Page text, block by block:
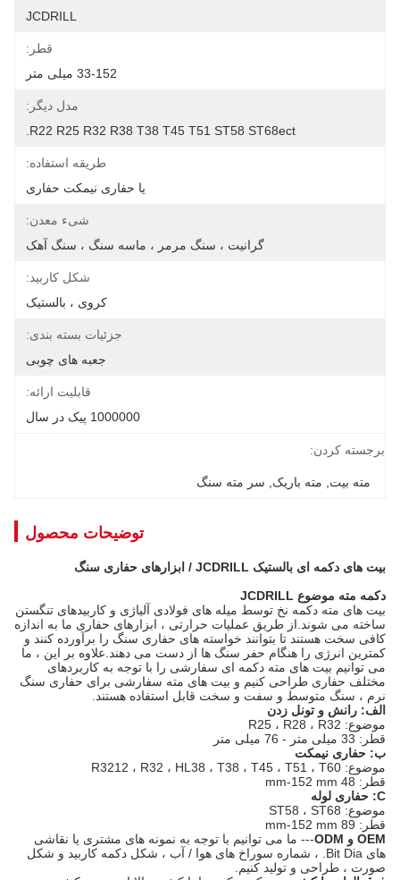
JCDRILL
قطر:
33-152 میلی متر
مدل دیگر:
R22 R25 R32 R38 T38 T45 T51 ST58 ST68ect.
طریقه استفاده:
یا حفاری نیمکت حفاری
شیء معدن:
گرانیت ، سنگ مرمر ، ماسه سنگ ، سنگ آهک
شکل کاربید:
کروی ، بالستیک
جزئیات بسته بندی:
جعبه های چوبی
قابلیت ارائه:
1000000 پیک در سال
برجسته کردن:
مته بیت, مته باریک, سر مته سنگ
توضیحات محصول
بیت های دکمه ای بالستیک JCDRILL / ابزارهای حفاری سنگ
دکمه مته موضوع JCDRILL
بیت های مته دکمه نخ توسط میله های فولادی آلیاژی و کاربیدهای تنگستن
ساخته می شوند.از طریق عملیات حرارتی ، ابزارهای حفاری ما به اندازه
کافی سخت هستند تا بتوانند خواسته های حفاری سنگ را برآورده کنند و
کمترین انرژی را هنگام حفر سنگ ها از دست می دهند.علاوه بر این ، ما
می توانیم بیت های مته دکمه ای سفارشی را با توجه به کاربردهای
مختلف حفاری طراحی کنیم و بیت های مته سفارشی برای حفاری سنگ
نرم ، سنگ متوسط ​​و سفت و سخت قابل استفاده هستند.
الف: رانش و تونل زدن
موضوع: R25 ، R28 ، R32
قطر: 33 میلی متر - 76 میلی متر
ب: حفاری نیمکت
موضوع: R3212 ، R32 ، HL38 ، T38 ، T45 ، T51 ، T60
قطر: 48 mm-152 mm
C: حفاری لوله
موضوع: ST58 ، ST68
قطر: 89 mm-152 mm
OEM و ODM
--- ما می توانیم با توجه به نمونه های مشتری یا نقاشی
های Bit Dia. ، شماره سوراخ های هوا / آب ، شکل دکمه کاربید و شکل
صورت ، طراحی و تولید کنیم.